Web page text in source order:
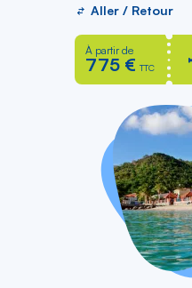
Aller / Retour
À partir de
775 € TTC